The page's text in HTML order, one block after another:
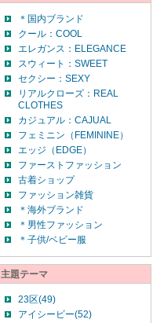
＊国内ブランド
クール：COOL
エレガンス：ELEGANCE
スウィート：SWEET
セクシー：SEXY
リアルクローズ：REAL
CLOTHES
カジュアル：CAJUAL
フェミニン（FEMININE）
エッジ（EDGE）
ファーストファッション
古着ショップ
ファッション雑貨
＊海外ブランド
＊男性ファッション
＊子供/ベビー服
主題テーマ
23区(49)
アイシービー(52)